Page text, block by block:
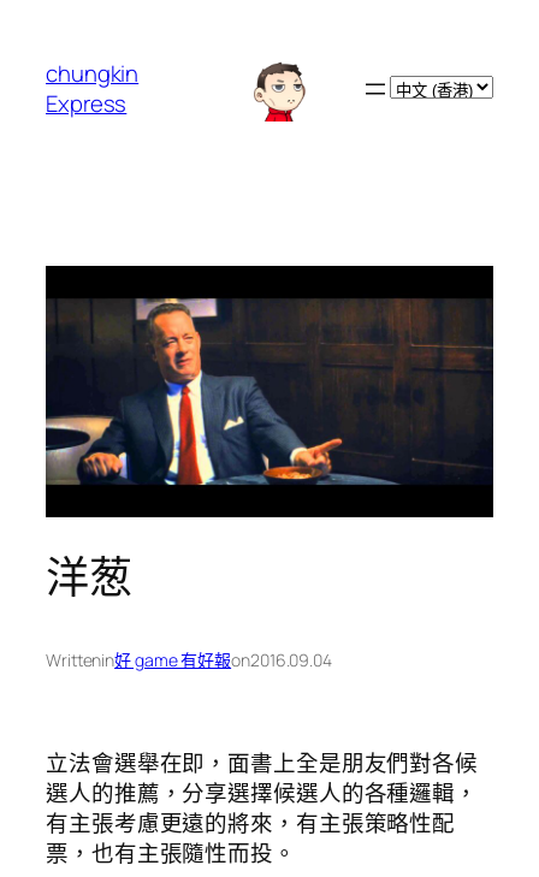
chungkin
Express
Choose
洋葱
Writtenin好 game 有好報on2016.09.04
立法會選舉在即，面書上全是朋友們對各候
選人的推薦，分享選擇候選人的各種邏輯，
有主張考慮更遠的將來，有主張策略性配
票，也有主張隨性而投。